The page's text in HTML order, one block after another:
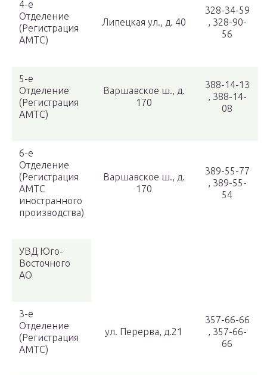
4-е
Отделение
(Регистрация
АМТС)
Липецкая ул., д. 40
328-34-59
, 328-90-
56
5-е
Отделение
(Регистрация
АМТС)
Варшавское ш., д.
170
388-14-13
, 388-14-
08
6-е
Отделение
(Регистрация
АМТС
иностранного
производства)
Варшавское ш., д.
170
389-55-77
, 389-55-
54
УВД Юго-
Восточного
АО
3-е
Отделение
(Регистрация
АМТС)
ул. Перерва, д.21
357-66-66
, 357-66-
66